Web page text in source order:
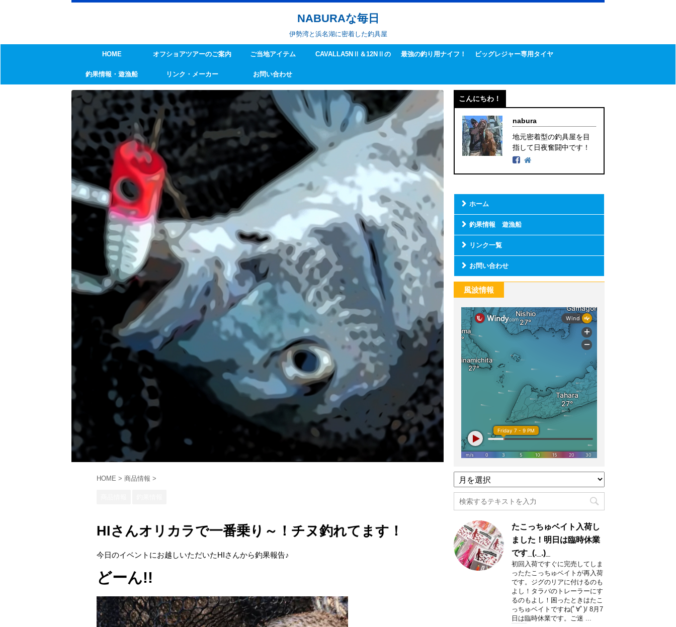
NABURAな毎日
伊勢湾と浜名湖に密着した釣具屋
HOME オフショアツアーのご案内 ご当地アイテム CAVALLA5NⅡ＆12NⅡの 最強の釣り用ナイフ！ ビッグレジャー専用タイヤ
釣果情報・遊漁船 リンク・メーカー お問い合わせ
HOME > 商品情報 >
HIさんオリカラで一番乗り～！チヌ釣れてます！
今日のイベントにお越しいただいたHIさんから釣果報告♪
どーん!!
こんにちわ！
nabura
地元密着型の釣具屋を目
指して日夜奮闘中です！
ホーム
釣果情報 遊漁船
リンク一覧
お問い合わせ
風波情報
過
去
記
事
別
一
覧
たこっちゅベイト入荷し
ました！明日は臨時休業
です_(._.)_
初回入荷ですぐに完売してしま
ったたこっちゅベイトが再入荷
です。ジグのリアに付けるのも
よし！タラバのトレーラーにす
るのもよし！困ったときはたこ
っちゅベイトですね(ﾟ∀ﾟ)/ 8月7
日は臨時休業です。ご迷 ...